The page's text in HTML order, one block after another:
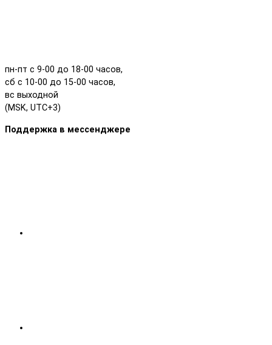
пн-пт с 9-00 до 18-00 часов,
сб с 10-00 до 15-00 часов,
вс выходной
(MSK, UTC+3)
Поддержка в мессенджере